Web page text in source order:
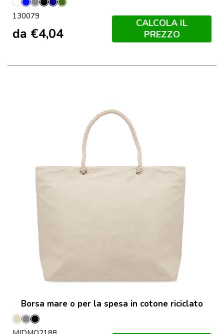
Bianco
Blu
Royal
Grigio
Nero
NavyOliva
130079
da €4,04
CALCOLA IL
PREZZO
Borsa mare o per la spesa in cotone riciclato
Beige
Grigio
Nero